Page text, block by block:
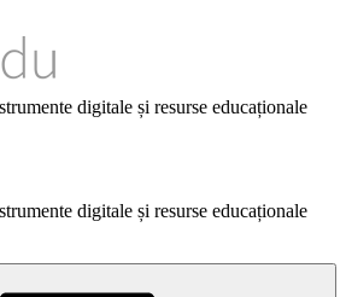
digitale și resurse educaționale
digitale și resurse educaționale